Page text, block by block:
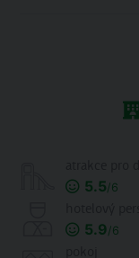
5.5/6
5.9/6